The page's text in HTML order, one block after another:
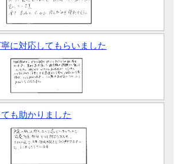
に対応してもらいました
も助かりました